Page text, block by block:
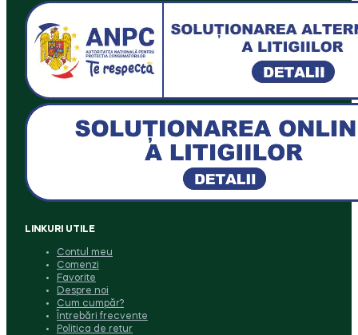
LINKURI UTILE
Contul meu
Comenzi
Favorite
Despre noi
Cum cumpăr?
Întrebări frecvente
Politica de retur